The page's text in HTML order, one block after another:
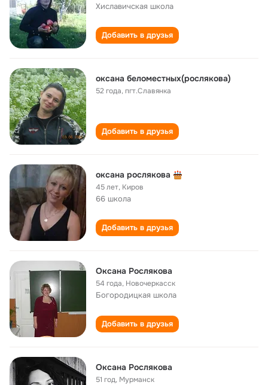
Хиславичская школа
Добавить в друзья
оксана беломестных(рослякова)
52 года,пгт.Славянка
Добавить в друзья
оксана рослякова
45 лет, Киров
66 школа
Добавить в друзья
Оксана Рослякова
54 года, Новочеркасск
Богородицкая школа
Добавить в друзья
Оксана Рослякова
51 год, Мурманск